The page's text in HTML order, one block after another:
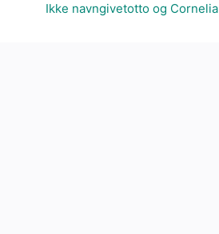
Ikke navngivetotto og Cornelia